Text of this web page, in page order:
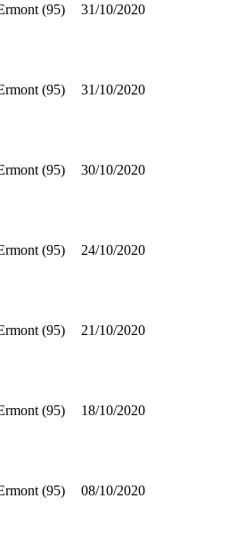
(95) 31/10/2020
(95) 31/10/2020
(95) 30/10/2020
(95) 24/10/2020
(95) 21/10/2020
(95) 18/10/2020
(95) 08/10/2020